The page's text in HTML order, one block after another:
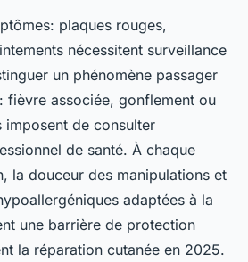
plaques rouges,
nécessitent surveillance
un phénomène passager
: fièvre associée, gonflement ou
imposent de consulter
de santé. À chaque
la douceur des manipulations et
adaptées à la
une barrière de protection
la réparation cutanée en 2025.